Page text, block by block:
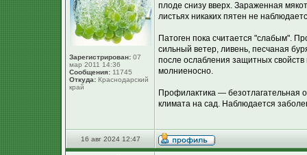
Зарегистрирован: 07
мар 2011 14:36
Сообщения: 11745
Откуда: Краснодарский
край
плоде снизу вверх. Зараженная
листьях никаких пятен не
Патоген пока считается "слабым".
сильный ветер, ливень, песчаная
после ослабления защитных
молниеносно.
Профилактика — безотлагательная
климата на сад. Наблюдается
16 авг 2024 12:47